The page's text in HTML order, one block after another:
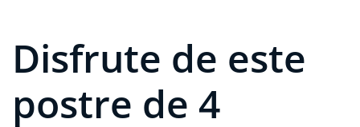
Disfrute de este
postre de 4